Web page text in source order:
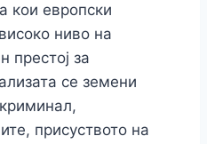
кои европски
ниво на
престој за
се земени
присуството на